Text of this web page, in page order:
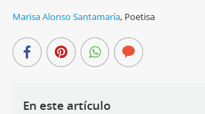
Marisa Alonso Santamaría, Poetisa
En este artículo